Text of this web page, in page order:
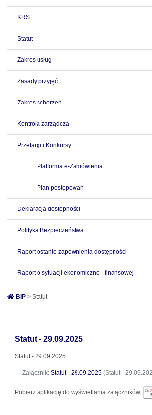
KRS
Statut
Zakres usług
Zasady przyjęć
Zakres schorzeń
Kontrola zarządcza
Przetargi i Konkursy
Platforma e-Zamówienia
Plan postępowań
Deklaracja dostępności
Polityka Bezpieczeństwa
Raport ostanie zapewnienia dostępności
Raport o sytuacji ekonomiczno - finansowej
BIP > Statut
Statut - 29.09.2025
Statut - 29.09.2025
Załącznik: Statut - 29.09.2025 (Statut -
Pobierz aplikację do wyświetlania załączników: